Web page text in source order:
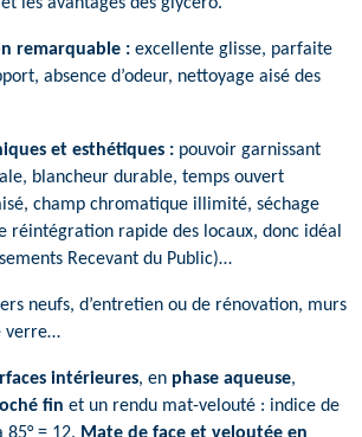
remarquable : excellente glisse, parfaite
absence d’odeur, nettoyage aisé des
et esthétiques : pouvoir garnissant
blancheur durable, temps ouvert
champ chromatique illimité, séchage
réintégration rapide des locaux, donc idéal
Recevant du Public)…
neufs, d’entretien ou de rénovation, murs
verre…
intérieures, en phase aqueuse,
fin et un rendu mat-velouté : indice de